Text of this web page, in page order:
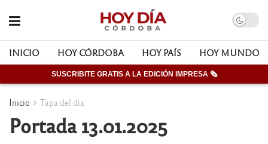
INICIO HOY CÓRDOBA HOY PAÍS HOY MUNDO
SUSCRIBITE GRATIS A LA EDICIÓN IMPRESA 🗞
Inicio Tapa del día
Portada 13.01.2025